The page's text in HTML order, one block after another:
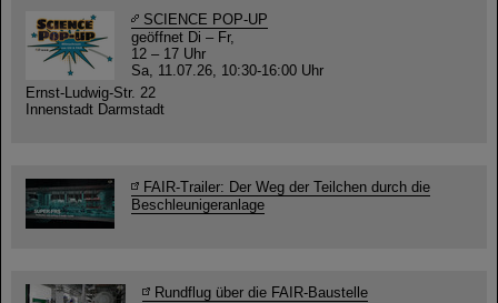
SCIENCE POP-UP
geöffnet Di – Fr,
12 – 17 Uhr
Sa, 11.07.26, 10:30-16:00 Uhr
Ernst-Ludwig-Str. 22
Innenstadt Darmstadt
FAIR-Trailer: Der Weg der Teilchen durch die
Beschleunigeranlage
Rundflug über die FAIR-Baustelle